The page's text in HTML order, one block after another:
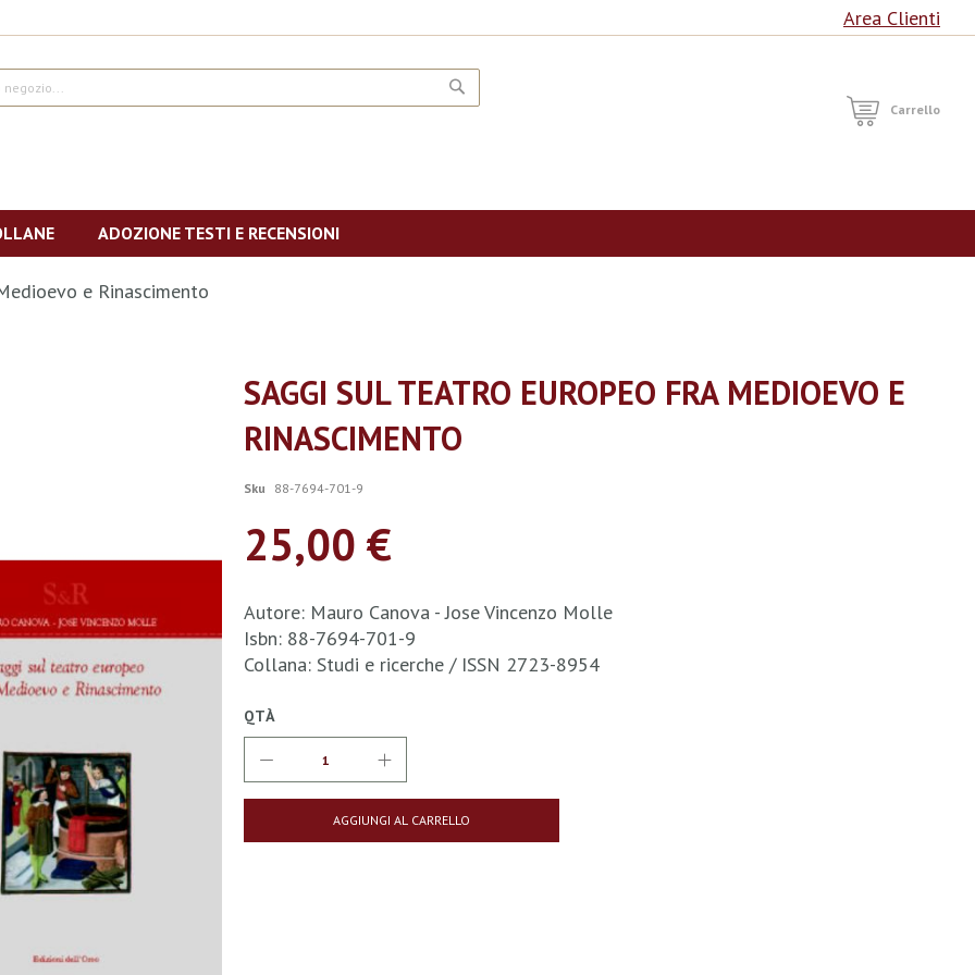
Area Clienti
Carrello
ADOZIONE TESTI E RECENSIONI
e Rinascimento
SAGGI SUL TEATRO EUROPEO FRA MEDIOEVO E
RINASCIMENTO
Sku 88-7694-701-9
25,00 €
Autore: Mauro Canova - Jose Vincenzo Molle
Isbn: 88-7694-701-9
Collana: Studi e ricerche / ISSN 2723-8954
QTÀ
AGGIUNGI AL CARRELLO